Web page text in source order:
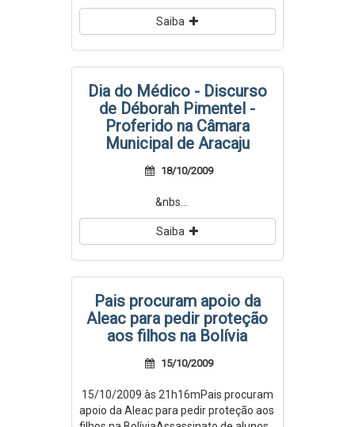
Saiba
Dia do Médico - Discurso
de Déborah Pimentel -
Proferido na Câmara
Municipal de Aracaju
18/10/2009
&nbs...
Saiba
Pais procuram apoio da
Aleac para pedir proteção
aos filhos na Bolívia
15/10/2009
15/10/2009 às 21h16mPais procuram
apoio da Aleac para pedir proteção aos